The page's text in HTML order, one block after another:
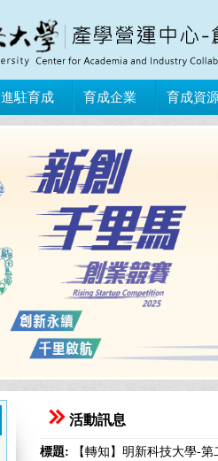
進駐育成 育成企業 育成資
活動訊息
標題: 【轉知】明新科技大學-